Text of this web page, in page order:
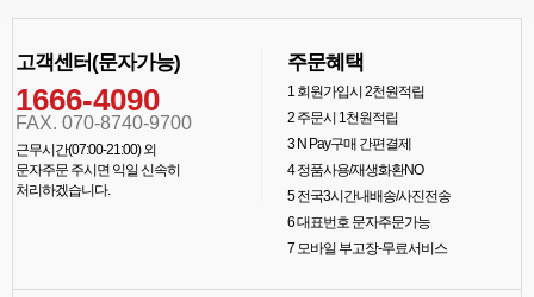
고객센터(문자가능)
1666-4090
FAX. 070-8740-9700
근무시간(07:00-21:00) 외
문자주문 주시면 익일 신속히
처리하겠습니다.
주문혜택
1회원가입시 2천원적립
2주문시 1천원적립
3N Pay구매 간편결제
4정품사용/재생화환NO
5전국3시간내배송/사진전송
6대표번호 문자주문가능
7모바일 부고장-무료서비스